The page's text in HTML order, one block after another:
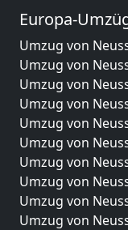
Europa-
Umzug von
Umzug von
Umzug von
Umzug von
Umzug von
Umzug von
Umzug von
Umzug von
Umzug von
Umzug von